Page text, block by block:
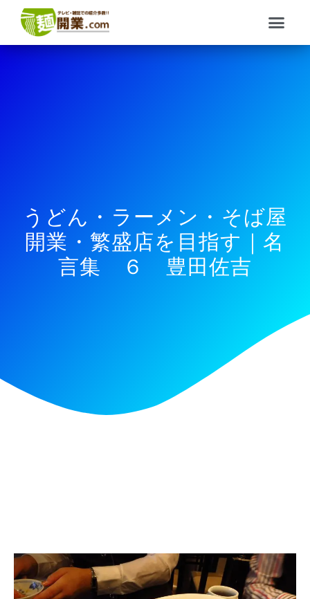
メ
ニ
ュ
うどん・ラーメン・そば屋
開業・繁盛店を目指す｜名
言集 ６ 豊田佐吉